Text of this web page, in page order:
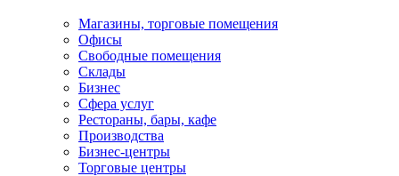
Магазины, торговые помещения
Офисы
Свободные помещения
Склады
Бизнес
Сфера услуг
Рестораны, бары, кафе
Производства
Бизнес-центры
Торговые центры